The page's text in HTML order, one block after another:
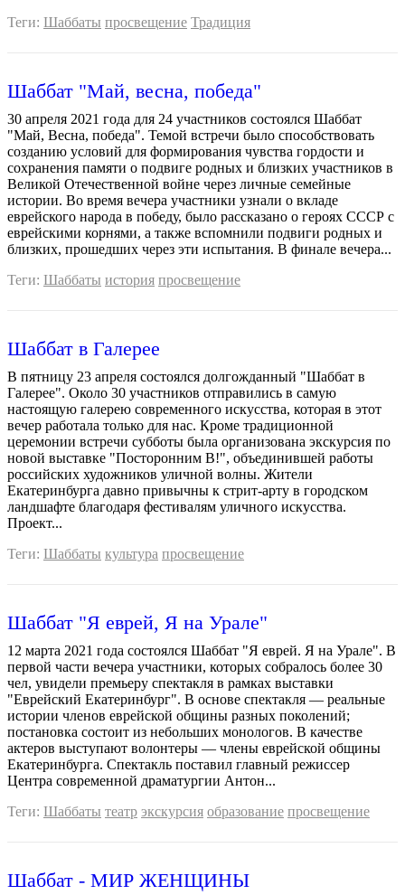
Теги: Шаббаты просвещение Традиция
Шаббат "Май, весна, победа"
30 апреля 2021 года для 24 участников состоялся Шаббат
"Май, Весна, победа". Темой встречи было способствовать
созданию условий для формирования чувства гордости и
сохранения памяти о подвиге родных и близких участников в
Великой Отечественной войне через личные семейные
истории. Во время вечера участники узнали о вкладе
еврейского народа в победу, было рассказано о героях СССР с
еврейскими корнями, а также вспомнили подвиги родных и
близких, прошедших через эти испытания. В финале вечера...
Теги: Шаббаты история просвещение
Шаббат в Галерее
В пятницу 23 апреля состоялся долгожданный "Шаббат в
Галерее". Около 30 участников отправились в самую
настоящую галерею современного искусства, которая в этот
вечер работала только для нас. Кроме традиционной
церемонии встречи субботы была организована экскурсия по
новой выставке "Посторонним В!", объединившей работы
российских художников уличной волны. Жители
Екатеринбурга давно привычны к стрит-арту в городском
ландшафте благодаря фестивалям уличного искусства.
Проект...
Теги: Шаббаты культура просвещение
Шаббат "Я еврей, Я на Урале"
12 марта 2021 года состоялся Шаббат "Я еврей. Я на Урале". В
первой части вечера участники, которых собралось более 30
чел, увидели премьеру спектакля в рамках выставки
"Еврейский Екатеринбург". В основе спектакля — реальные
истории членов еврейской общины разных поколений;
постановка состоит из небольших монологов. В качестве
актеров выступают волонтеры — члены еврейской общины
Екатеринбурга. Спектакль поставил главный режиссер
Центра современной драматургии Антон...
Теги: Шаббаты театр экскурсия образование просвещение
Шаббат - МИР ЖЕНЩИНЫ